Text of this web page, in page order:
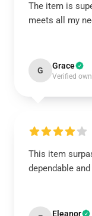
The item is
meets all my
G Grace
Verified
This item
dependable
Eleanor